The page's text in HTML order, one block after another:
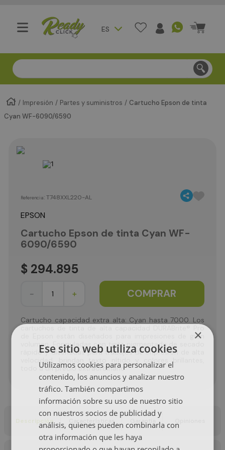
ES
Compra segura - Entregas en Bogotá en menos de 3
Impresión Partes y suministros
Cartucho Epson de tinta
Cyan WF-6090/6590
Referencia:T748XXL220-AL
EPSON
Cartucho Epson de tinta Cyan WF-
6090/6590
$ 294.895
＋
－ COMPRAR
Cartucho capacidad extra alta: Cyan hasta 7000. Los
cartuchos de tinta de alta capacidad DURABrite® Pro
de Epson están diseñados para impresiones de gran
volumen. Formuladas con tinta pigmentada de secado
rápido y diseñadas para trabajos de impresión de alta
velocidad, brindan texto nítido y colores brillantes,
todo a un precio extraordinario
Descripción Características Garantía
×
Ese sitio web utiliza cookies
Utilizamos cookies para personalizar el
contenido, los anuncios y analizar nuestro
tráfico. También compartimos
información sobre su uso de nuestro sitio
con nuestros socios de publicidad y
análisis, quienes pueden combinarla con
otra información que les haya